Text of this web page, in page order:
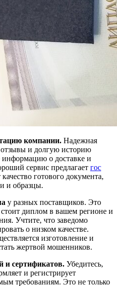
компании. Надежная
и долгую историю
о доставке и
сервис предлагает гос
готового документа,
и образцы.
у разных поставщиков. Это
диплом в вашем регионе и
Учтите, что заведомо
о низком качестве.
изготовление и
жертвой мошенников.
и сертификатов. Убедитесь,
и регистрирует
требованиям. Это не только